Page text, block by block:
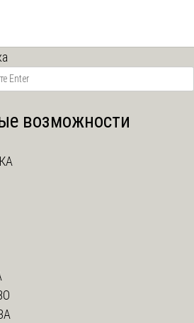
возможности